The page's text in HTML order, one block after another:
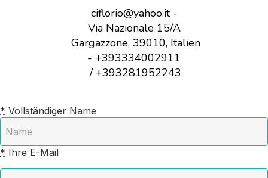
ciflorio@yahoo.it-
Via Nazionale 15/A
Gargazzone, 39010, Italien
- +393334002911
/ +393281952243
* Vollständiger Name
* Ihre E-Mail